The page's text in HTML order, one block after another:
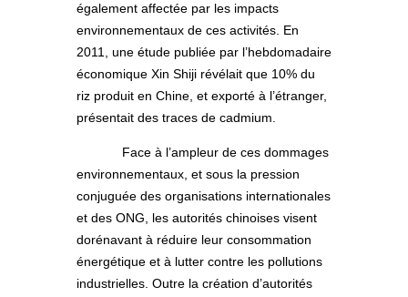
également affectée par les impacts
environnementaux de ces activités. En
2011, une étude publiée par l’hebdomadaire
économique Xin Shiji révélait que 10% du
riz produit en Chine, et exporté à l’étranger,
présentait des traces de cadmium.
Face à l’ampleur de ces dommages
environnementaux, et sous la pression
conjuguée des organisations internationales
et des ONG, les autorités chinoises visent
dorénavant à réduire leur consommation
énergétique et à lutter contre les pollutions
industrielles. Outre la création d’autorités